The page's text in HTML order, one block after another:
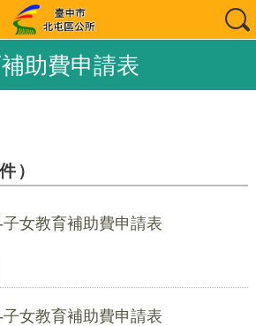
助費申請表
）
女教育補助費申請表
女教育補助費申請表